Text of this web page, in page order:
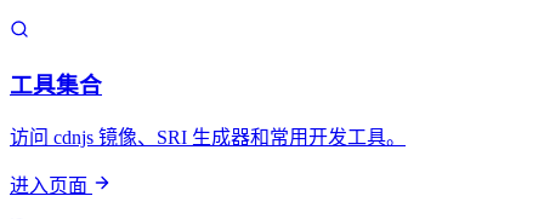
工具集合
访问 cdnjs 镜像、SRI 生成器和常用开发工具。
进入页面